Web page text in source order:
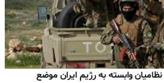
وابسته به رژیم ایران موضع